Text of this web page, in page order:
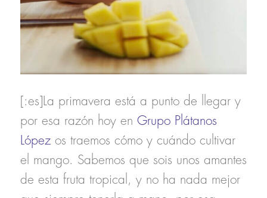
[:es]La primavera está a punto de llegar y
por esa razón hoy en Grupo Plátanos
Lópezos traemos cómo y cuándo cultivar
el mango. Sabemos que sois unos amantes
de esta fruta tropical, y no ha nada mejor